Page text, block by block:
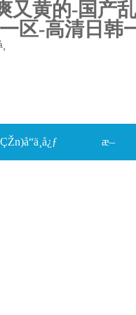
又黄的-国产
区-高清日
æ–